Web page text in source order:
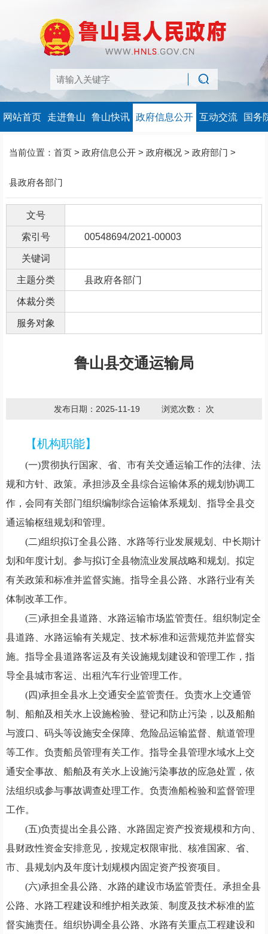
网站首页 走进鲁山 鲁山快讯 政府信息公开 互动交流 国务
当前位置： 首页 > 政府信息公开 > 政府概况 > 政府部门 >
县政府各部门
文号
索引号 00548694/2021-00003
关键词
主题分类 县政府各部门
体裁分类
服务对象
鲁山县交通运输局
发布日期：2025-11-19 浏览次数： 次
【机构职能】
(一)贯彻执行国家、省、市有关交通运输工作的法律、法
规和方针、政策。承担涉及全县综合运输体系的规划协调工
作，会同有关部门组织编制综合运输体系规划、指导全县交
通运输枢纽规划和管理。
(二)组织拟订全县公路、水路等行业发展规划、中长期计
划和年度计划。参与拟订全县物流业发展战略和规划。拟定
有关政策和标准并监督实施。指导全县公路、水路行业有关
体制改革工作。
(三)承担全县道路、水路运输市场监管责任。组织制定全
县道路、水路运输有关规定、技术标准和运营规范并监督实
施。指导全县道路客运及有关设施规划建设和管理工作，指
导全县城市客运、出租汽车行业管理工作。
(四)承担全县水上交通安全监管责任。负责水上交通管
制、船舶及相关水上设施检验、登记和防止污染，以及船舶
与渡口、码头等设施安全保障、危险品运输监督、航道管理
等工作。负责船员管理有关工作。指导全县管理水域水上交
通安全事故、船舶及有关水上设施污染事故的应急处置，依
法组织或参与事故调查处理工作。负责渔船检验和监督管理
工作。
(五)负责提出全县公路、水路固定资产投资规模和方向、
县财政性资金安排意见，按规定权限审批、核准国家、省、
市、县规划内及年度计划规模内固定资产投资项目。
(六)承担全县公路、水路的建设市场监管责任。承担全县
公路、水路工程建设和维护相关政策、制度及技术标准的监
督实施责任。组织协调全县公路、水路有关重点工程建设和